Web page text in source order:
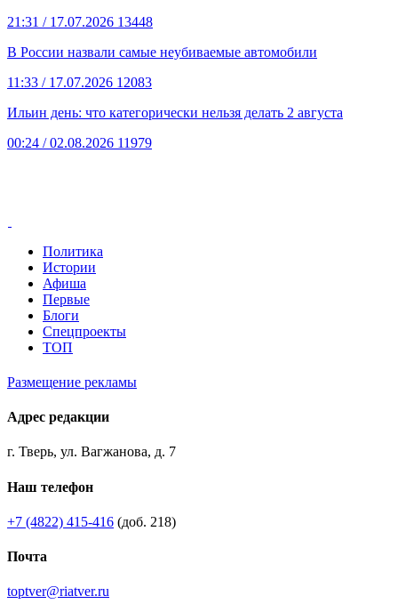
21:31 / 17.07.2026 13448
В России назвали самые неубиваемые автомобили
11:33 / 17.07.2026 12083
Ильин день: что категорически нельзя делать 2 августа
00:24 / 02.08.2026 11979
Политика
Истории
Афиша
Первые
Блоги
Спецпроекты
ТОП
Размещение рекламы
Адрес редакции
г. Тверь, ул. Вагжанова, д. 7
Наш телефон
+7 (4822) 415-416 (доб. 218)
Почта
toptver@riatver.ru